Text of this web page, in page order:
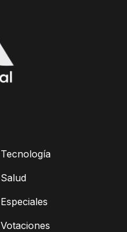
Tecnología
Salud
Especiales
Votaciones